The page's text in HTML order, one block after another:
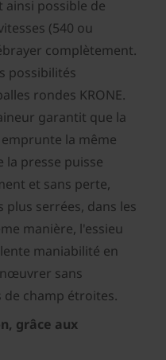
ainsi possible de
(540 ou
complètement.
possibilités
rondes KRONE.
garantit que la
la même
la presse puisse
et sans perte,
plus serrées, dans les
manière, l'essieu
maniabilité en
sans
champ étroites.
grâce aux